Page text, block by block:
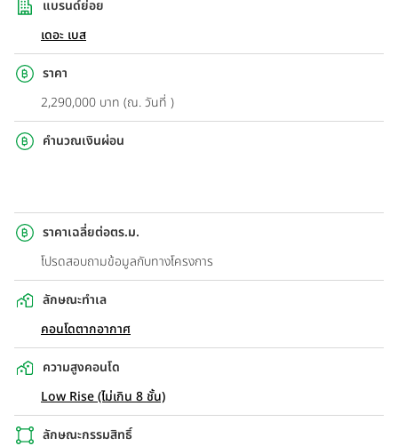
แบรนด์ย่อย
เดอะ เบส
ราคา
2,290,000 บาท (ณ. วันที่ )
คำนวณเงินผ่อน
ราคาเฉลี่ยต่อตร.ม.
โปรดสอบถามข้อมูลกับทางโครงการ
ลักษณะทำเล
คอนโดตากอากาศ
ความสูงคอนโด
Low Rise (ไม่เกิน 8 ชั้น)
ลักษณะกรรมสิทธิ์